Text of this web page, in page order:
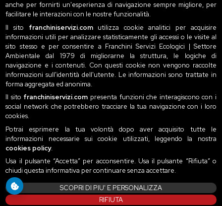
anche per fornirti un'esperienza di navigazione sempre migliore, per
facilitare le interazioni con le nostre funzionalità.
Il sito franchiniservizi.comutilizza cookie analitici per acquisire
informazioni utili per analizzare statisticamente gli accessi o le visite al
sito stesso e per consentire a Franchini Servizi Ecologici | Settore
Ambientale dal 1979 di migliorarne la struttura, le logiche di
navigazione e i contenuti. Con questi cookie non vengono raccolte
informazioni sull'identità dell'utente. Le informazioni sono trattate in
forma aggregata ed anonima.
Il sito franchiniservizi.com presenta funzioni che interagiscono con i
social network che potrebbero tracciare la tua navigazione con i loro
cookies.
Potrai esprimere la tua volontà dopo aver acquisito tutte le
informazioni necessarie sui cookie utilizzati, leggendo la nostra
cookies policy.
Usa il pulsante “Accetta” per acconsentire. Usa il pulsante “Rifiuta” o
chiudi questa informativa per continuare senza accettare.
SCOPRI DI PIU' E PERSONALIZZA
RIFIUTA